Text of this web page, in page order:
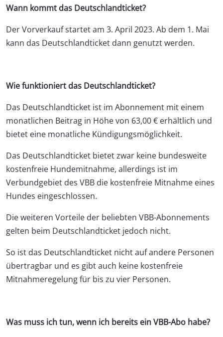
Wann kommt das Deutschlandticket?
Der Vorverkauf startet am 3. April 2023. Ab dem 1. Mai
kann das Deutschlandticket dann genutzt werden.
Wie funktioniert das Deutschlandticket?
Das Deutschlandticket ist im Abonnement mit einem
monatlichen Beitrag in Höhe von 63,00 € erhältlich und
bietet eine monatliche Kündigungsmöglichkeit.
Das Deutschlandticket bietet zwar keine bundesweite
kostenfreie Hundemitnahme, allerdings ist im
Verbundgebiet des VBB die kostenfreie Mitnahme eines
Hundes eingeschlossen.
Die weiteren Vorteile der beliebten VBB-Abonnements
gelten beim Deutschlandticket jedoch nicht.
So ist das Deutschlandticket nicht auf andere Personen
übertragbar und es gibt auch keine kostenfreie
Mitnahmeregelung für bis zu vier Personen.
Was muss ich tun, wenn ich bereits ein VBB-Abo habe?